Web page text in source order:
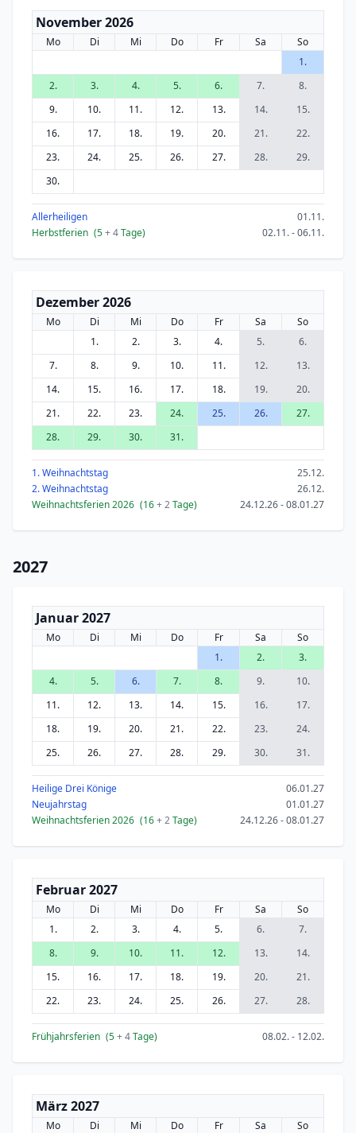
November 2026
Mo Di Mi Do Fr Sa
So
1.
2.
3. 4. 5. 6. 7.
8.
9.
10. 11. 12. 13. 14.
15.
16.
17. 18. 19. 20. 21.
22.
23.
24. 25. 26. 27. 28.
29.
30.
Allerheiligen
01.11.
Herbstferien (5+ 4Tage) 02.11. - 06.11.
Dezember 2026
Mo Di Mi Do Fr Sa
So
1.
2. 3. 4. 5.
6.
7.
8. 9. 10. 11. 12.
13.
14.
15. 16. 17. 18. 19.
20.
21.
22. 23. 24. 25. 26.
27.
28.
29. 30. 31.
1. Weihnachtstag
25.12.
2. Weihnachtstag
26.12.
Weihnachtsferien 2026 (16+ 2Tage) 24.12.26 - 08.01.27
2027
Januar 2027
Mo Di Mi Do Fr Sa
So
1.
2.
3.
4.
5. 6. 7. 8. 9.
10.
11.
12. 13. 14. 15. 16.
17.
18.
19. 20. 21. 22. 23.
24.
25.
26. 27. 28. 29. 30. 31.
Heilige Drei Könige
06.01.27
Neujahrstag
01.01.27
Weihnachtsferien 2026 (16+ 2Tage) 24.12.26 - 08.01.27
Februar 2027
Mo Di Mi Do Fr Sa
So
1.
2. 3. 4. 5. 6.
7.
8.
9. 10. 11. 12. 13.
14.
15.
16. 17. 18. 19. 20.
21.
22.
23. 24. 25. 26. 27. 28.
Frühjahrsferien (5+ 4Tage) 08.02. - 12.02.
März 2027
Mo Di Mi Do Fr Sa
So